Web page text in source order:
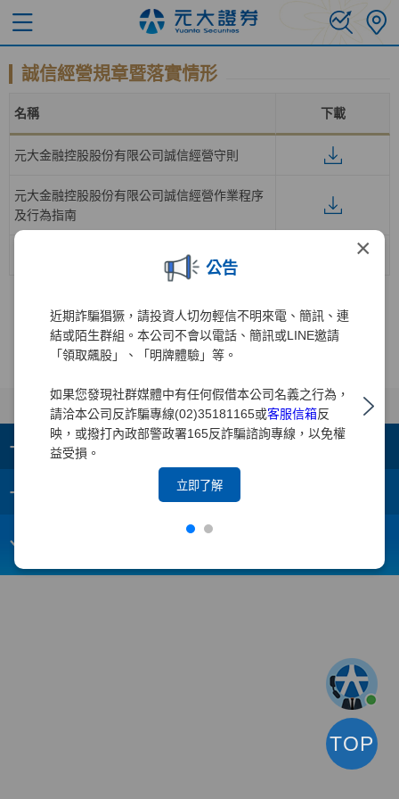
×
公告
近期詐騙猖獗，請投資人切勿輕信不明來電、簡訊、連
結或陌生群組。本公司不會以電話、簡訊或LINE邀請
「領取飆股」、「明牌體驗」等。
如果您發現社群媒體中有任何假借本公司名義之行為，
請洽本公司反詐騙專線(02)35181165或客服信箱反
映，或撥打內政部警政署165反詐騙諮詢專線，以免權
益受損。
立即了解
誠信經營規章暨落實情形
名稱 下載
元大金融控股股份有限公司誠信經營守則
元大金融控股股份有限公司誠信經營作業程序
及行為指南
元大證券股份有限公司落實誠信經營情形
+ 集團成員
+
webmaster@yuanta.com
TOP